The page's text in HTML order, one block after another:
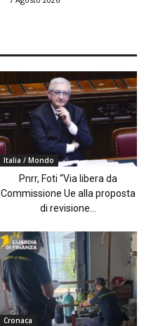
Italia / Mondo
Pnrr, Foti “Via libera da
Commissione Ue alla proposta
di revisione...
Cronaca